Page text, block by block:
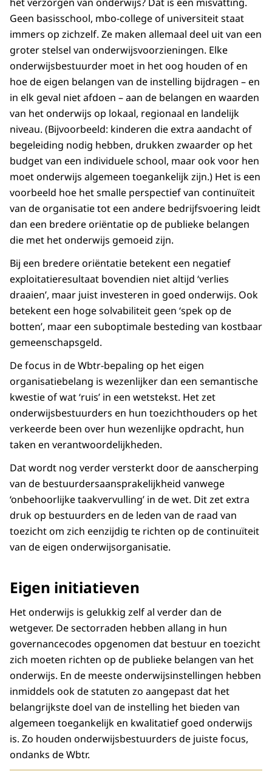
Geen basisschool, mbo-college of universiteit staat
immers op zichzelf. Ze maken allemaal deel uit van een
groter stelsel van onderwijsvoorzieningen. Elke
onderwijsbestuurder moet in het oog houden of en
hoe de eigen belangen van de instelling bijdragen – en
in elk geval niet afdoen – aan de belangen en waarden
van het onderwijs op lokaal, regionaal en landelijk
niveau. (Bijvoorbeeld: kinderen die extra aandacht of
begeleiding nodig hebben, drukken zwaarder op het
budget van een individuele school, maar ook voor hen
moet onderwijs algemeen toegankelijk zijn.) Het is een
voorbeeld hoe het smalle perspectief van continuïteit
van de organisatie tot een andere bedrijfsvoering leidt
dan een bredere oriëntatie op de publieke belangen
die met het onderwijs gemoeid zijn.
Bij een bredere oriëntatie betekent een negatief
exploitatieresultaat bovendien niet altijd ‘verlies
draaien’, maar juist investeren in goed onderwijs. Ook
betekent een hoge solvabiliteit geen ‘spek op de
botten’, maar een suboptimale besteding van kostbaar
gemeenschapsgeld.
De focus in de Wbtr-bepaling op het eigen
organisatiebelang is wezenlijker dan een semantische
kwestie of wat ‘ruis’ in een wetstekst. Het zet
onderwijsbestuurders en hun toezichthouders op het
verkeerde been over hun wezenlijke opdracht, hun
taken en verantwoordelijkheden.
Dat wordt nog verder versterkt door de aanscherping
van de bestuurdersaansprakelijkheid vanwege
‘onbehoorlijke taakvervulling’ in de wet. Dit zet extra
druk op bestuurders en de leden van de raad van
toezicht om zich eenzijdig te richten op de continuïteit
van de eigen onderwijsorganisatie.
Eigen initiatieven
Het onderwijs is gelukkig zelf al verder dan de
wetgever. De sectorraden hebben allang in hun
governancecodes opgenomen dat bestuur en toezicht
zich moeten richten op de publieke belangen van het
onderwijs. En de meeste onderwijsinstellingen hebben
inmiddels ook de statuten zo aangepast dat het
belangrijkste doel van de instelling het bieden van
algemeen toegankelijk en kwalitatief goed onderwijs
is. Zo houden onderwijsbestuurders de juiste focus,
ondanks de Wbtr.